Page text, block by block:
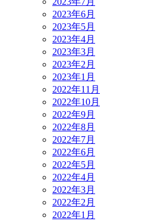
2023年6月
2023年5月
2023年4月
2023年3月
2023年2月
2023年1月
2022年11月
2022年10月
2022年9月
2022年8月
2022年7月
2022年6月
2022年5月
2022年4月
2022年3月
2022年2月
2022年1月